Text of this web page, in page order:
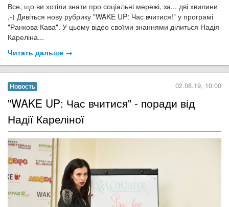
Все, що ви хотіли знати про соціальні мережі, за... дві хвилини
,-) Дивіться нову рубрику "WAKE UP: Час вчитися!" у програмі
"Ранкова Кава". У цьому відео своїми знаннями ділиться Надія
Кареліна...
Читать дальше →
Новость 02.08.19, 10:00
"WAKE UP: Час вчитися" - поради від
Надії Кареліної